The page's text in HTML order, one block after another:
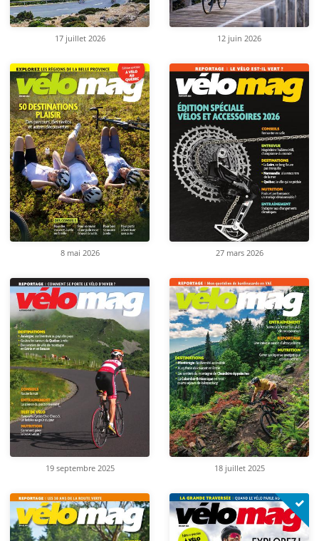
17 juillet 2026 12 juin 2026
8 mai 2026 27 mars 2026
19 septembre 2025 18 juillet 2025